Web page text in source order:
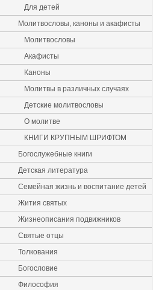
Для детей
Молитвословы, каноны и акафисты
Молитвословы
Акафисты
Каноны
Молитвы в различных случаях
Детские молитвословы
О молитве
КНИГИ КРУПНЫМ ШРИФТОМ
Богослужебные книги
Детская литература
Семейная жизнь и воспитание детей
Жития святых
Жизнеописания подвижников
Святые отцы
Толкования
Богословие
Философия